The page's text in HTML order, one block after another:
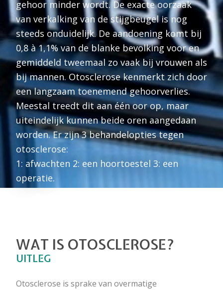
gehoor minder wordt. De exacte oorzaak
van verkalking van de stijgbeugel is nog
steeds onduidelijk. De aandoening komt bij
0,8 à 1,1% van de blanke bevolking voor en
gemiddeld tweemaal zo vaak bij vrouwen als
bij mannen. Otosclerose kenmerkt zich door
een langzaam toenemend gehoorverlies.
Meestal treedt dit aan één oor op, maar
uiteindelijk kunnen beide oren aangedaan
worden. Er zijn 3 behandelopties tegen
otosclerose:
1: afwachten 2: een hoortoestel 3: een
operatie.
WAT IS OTOSCLEROSE?
UITLEG
Otosclerose is sprake van overmatige